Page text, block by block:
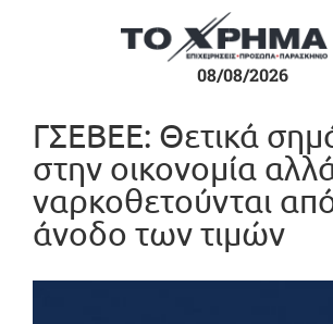
08/08/2026
ΓΣΕΒΕΕ: Θετικά
στην οικονομία
ναρκοθετούνται
άνοδο των τιμών